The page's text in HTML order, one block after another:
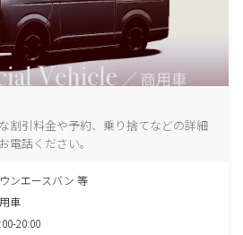
割引料金や予約、乗り捨てなどの詳細
電話ください。
ンエースバン 等
車
20:00